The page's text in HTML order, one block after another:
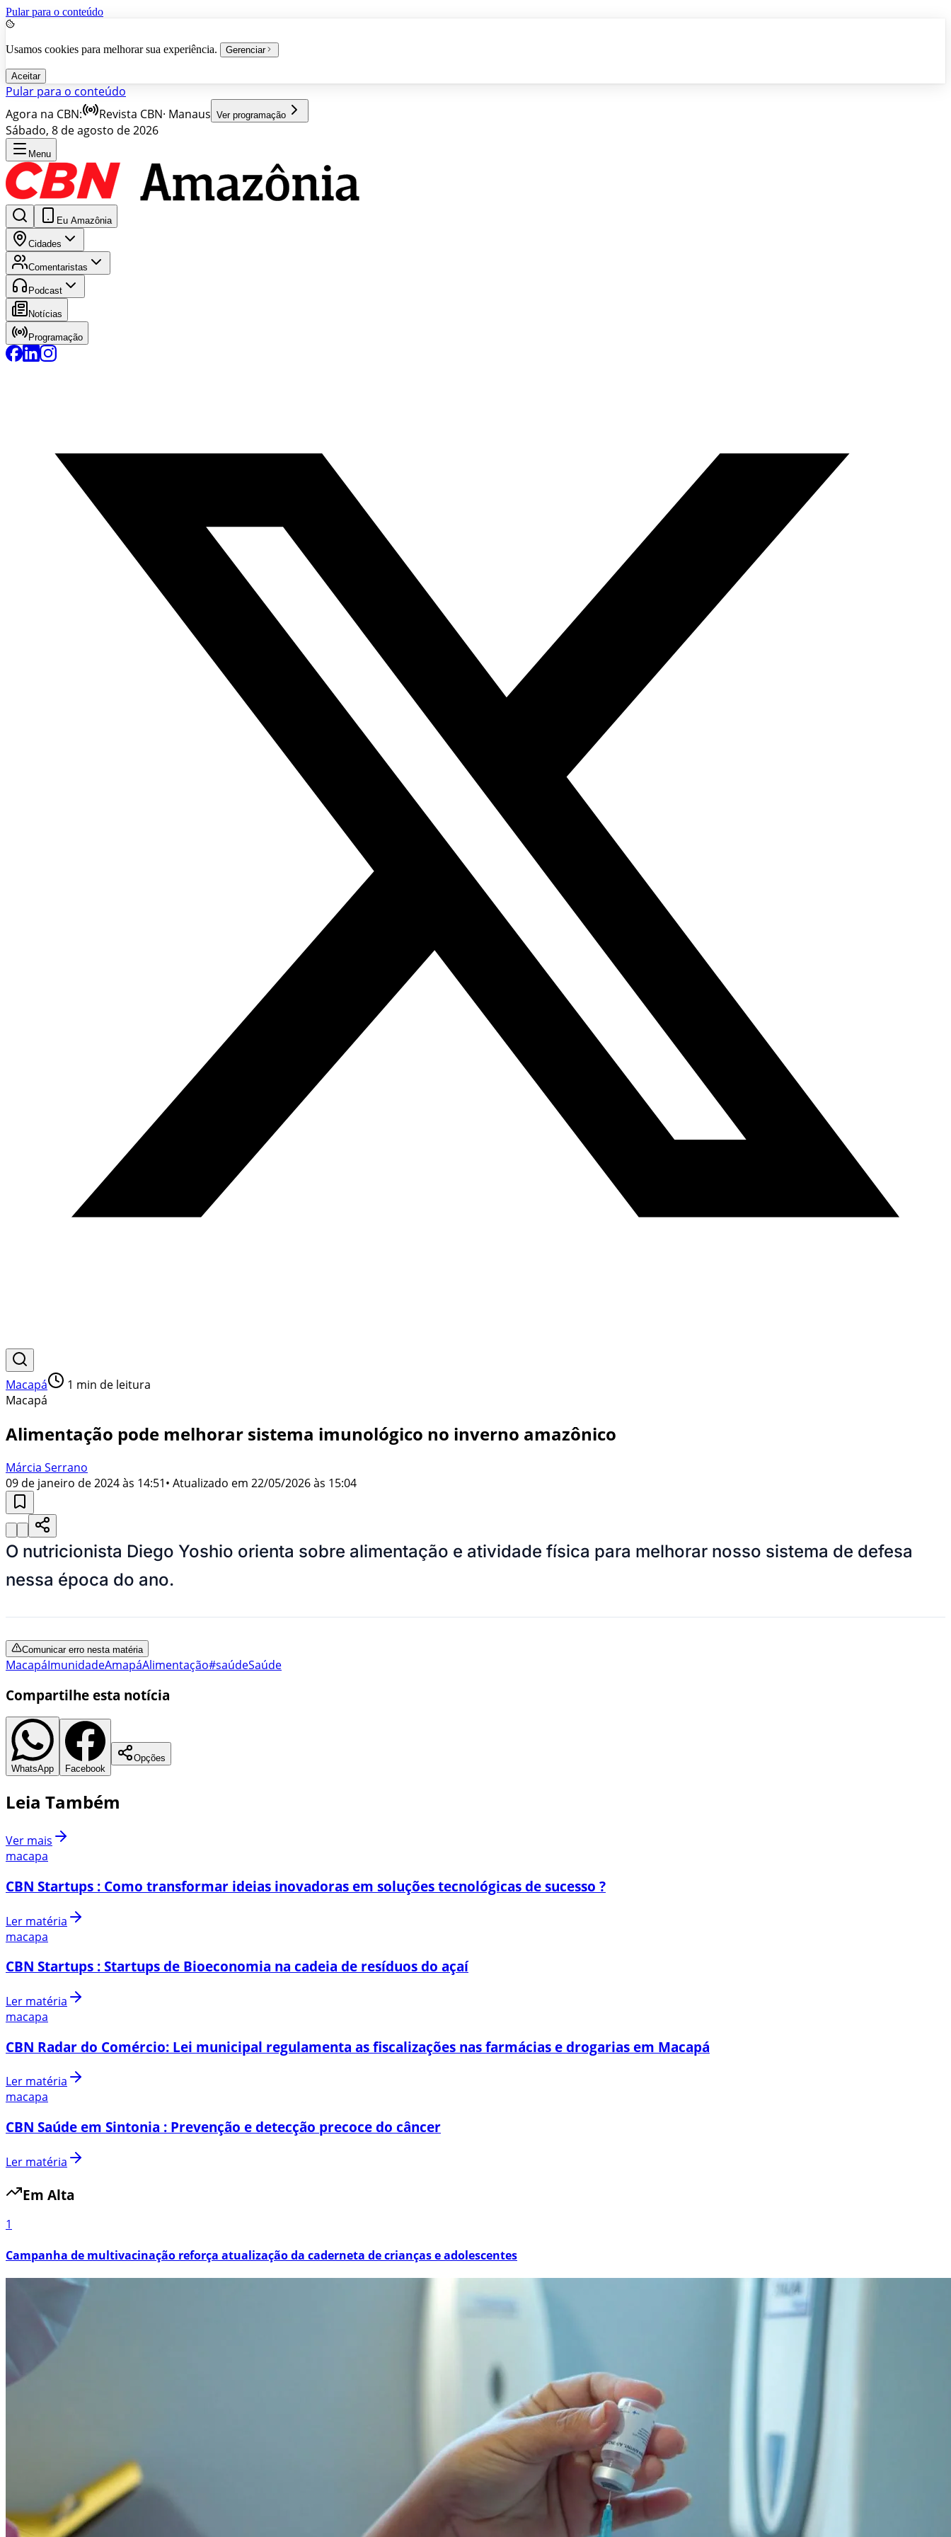
Pular para o conteúdo
Usamos cookies para melhorar sua experiência. Gerenciar
Aceitar
Pular para o conteúdo
Agora na CBN:
Revista CBN· Manaus Ver programação
Sábado, 8 de agosto de 2026
Menu
Eu Amazônia
Cidades
Comentaristas
Podcast
Notícias
Programação
Macapá 1 min de leitura
Macapá
Alimentação pode melhorar sistema imunológico no inverno amazônico
Márcia Serrano
09 de janeiro de 2024 às 14:51• Atualizado em 22/05/2026 às 15:04
O nutricionista Diego Yoshio orienta sobre alimentação e atividade física para melhorar nosso sistema de defesa
nessa época do ano.
Comunicar erro nesta matéria
MacapáImunidadeAmapáAlimentação#saúdeSaúde
Compartilhe esta notícia
WhatsApp Facebook
Opções
Leia Também
Ver mais
macapa
CBN Startups : Como transformar ideias inovadoras em soluções tecnológicas de sucesso ?
Ler matéria
macapa
CBN Startups : Startups de Bioeconomia na cadeia de resíduos do açaí
Ler matéria
macapa
CBN Radar do Comércio: Lei municipal regulamenta as fiscalizações nas farmácias e drogarias em Macapá
Ler matéria
macapa
CBN Saúde em Sintonia : Prevenção e detecção precoce do câncer
Ler matéria
Em Alta
1
Campanha de multivacinação reforça atualização da caderneta de crianças e adolescentes